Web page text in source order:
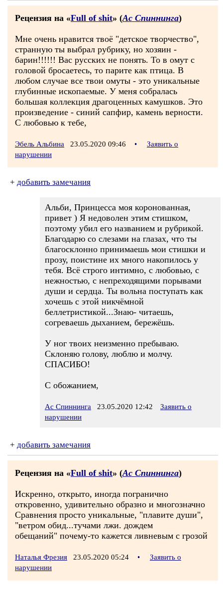
Рецензия на «Full of shit» (Ас Спиннинга)
Мне очень нравится твоё "детское творчество",
странную ты выбрал рубрику, но хозяин -
барин!!!!!! Вас русских не понять. То в омут с
головой бросаетесь, то парите как птица. В
любом случае все твои омуты - это уникальные
глубинные ископаемые. У меня собралась
большая коллекция драгоценных камушков. Это
произведение - синий сапфир, камень верности.
С любовью к тебе,
Эбель Альбина 23.05.2020 09:46 •
Заявить о
нарушении
+ добавить замечания
Альби, Принцесса моя коронованная,
привет ) Я недоволен этим стишком,
поэтому убил его названием и рубрикой.
Благодарю со слезами на глазах, что ты
благосклонно принимаешь мои стишки и
прозу, поистине их много накопилось у
тебя. Всё строго интимно, с любовью, с
нежностью, с непреходящими порывами
души и сердца. Ты вольна поступать как
хочешь с этой никчёмной
беллетристикой...Знаю- читаешь,
согреваешь дыханием, бережёшь.
У ног твоих неизменно пребываю.
Склоняю голову, люблю и молчу.
СПАСИБО!
С обожанием,
Ас Спиннинга 23.05.2020 12:42
Заявить о
нарушении
+ добавить замечания
Рецензия на «Full of shit» (Ас Спиннинга)
Искренно, открыто, иногда погранично
откровенно, удивительно образно и многозначно
Сравнения просто уникальные, "плавите души",
"ветром обид...тучами лжи. дождем
обещаний" почему-то кажется ливневым с грозой
Наталья Фрезия 23.05.2020 05:24 •
Заявить о
нарушении